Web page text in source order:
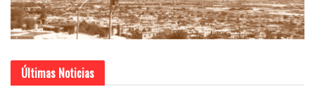
Últimas Noticias